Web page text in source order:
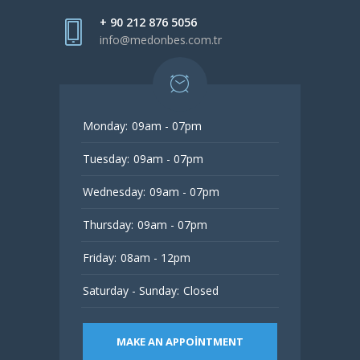
+ 90 212 876 5056
info@medonbes.com.tr
Monday: 09am - 07pm
Tuesday: 09am - 07pm
Wednesday: 09am - 07pm
Thursday: 09am - 07pm
Friday: 08am - 12pm
Saturday - Sunday: Closed
MAKE AN APPOINTMENT